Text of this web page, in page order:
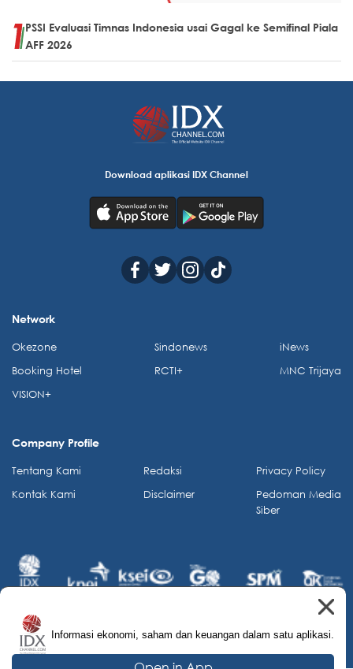
PSSI Evaluasi Timnas Indonesia usai Gagal ke Semifinal Piala
AFF 2026
Informasi ekonomi, saham dan keuangan dalam satu aplikasi.
Download aplikasi IDX Channel
Network
Okezone
Booking Hotel
VISION+
Sindonews
RCTI+
iNews
MNC Trijaya
Company Profile
Tentang Kami
Kontak Kami
Redaksi
Disclaimer
Privacy Policy
Pedoman Media
Siber
© 2026 IDX Channel. All Rights Reserved.